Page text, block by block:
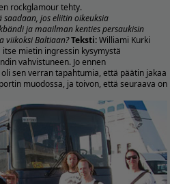
rockglamour tehty.
jos eliitin oikeuksia
ja maailman kenties persaukisin
viikoksi Baltiaan?Teksti:Williami Kurki
mietin ingressin kysymystä
vahvistuneen. Jo ennen
sen verran tapahtumia, että päätin jakaa
muodossa, ja toivon, että seuraava on